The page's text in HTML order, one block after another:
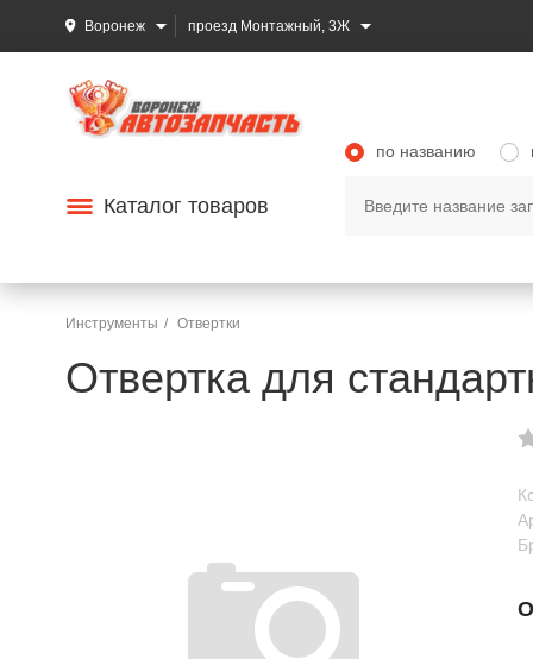
Воронеж проезд Монтажный, 3Ж
Каталог товаров
по названию
Инструменты Отвертки
Отвертка для